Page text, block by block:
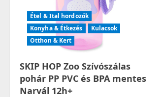
o
n
Étel & Ital hordozók
Konyha & Étkezés
Kulacsok
Otthon & Kert
SKIP HOP Zoo Szívószálas
pohár PP PVC és BPA mentes
Narvál 12h+